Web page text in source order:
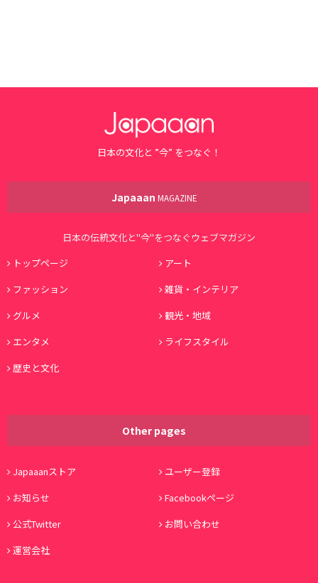
日本の文化と ”今” をつなぐ！
Japaaan MAGAZINE
日本の伝統文化と"今"をつなぐウェブマガジン
トップページ
アート
ファッション
雑貨・インテリア
グルメ
観光・地域
エンタメ
ライフスタイル
歴史と文化
Other pages
Japaaanストア
ユーザー登録
お知らせ
Facebookページ
公式Twitter
お問い合わせ
運営会社